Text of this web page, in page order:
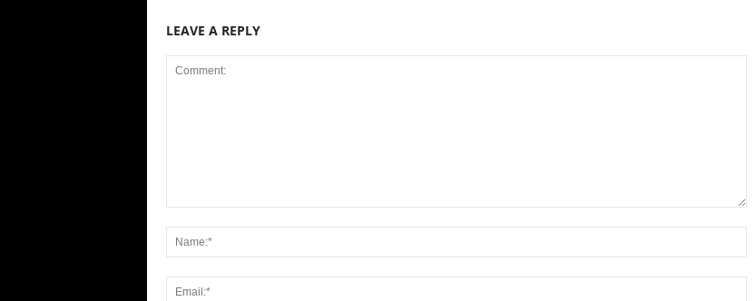
LEAVE A REPLY